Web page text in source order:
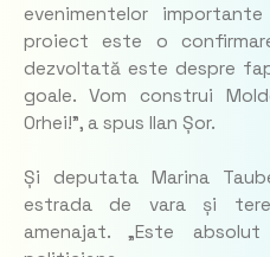
evenimentelor
proiect este o
dezvoltată este despre
goale. Vom construi
Orhei!”, a spus Ilan Șor.
Și deputata Marina
estrada de vara și
amenajat. „Este